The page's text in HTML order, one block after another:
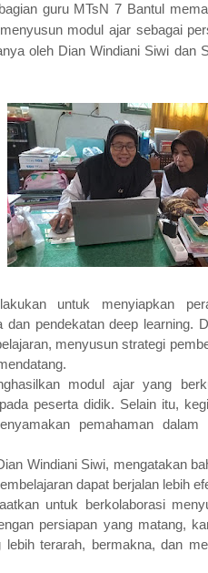
guru MTsN 7 Bantul
modul ajar sebagai
oleh Dian Windiani Siwi dan
untuk menyiapkan
dan pendekatan deep learning.
menyusun strategi
modul ajar yang
peserta didik. Selain itu,
pemahaman
Windiani Siwi, mengatakan
dapat berjalan lebih
untuk berkolaborasi
persiapan yang matang,
lebih terarah, bermakna, dan